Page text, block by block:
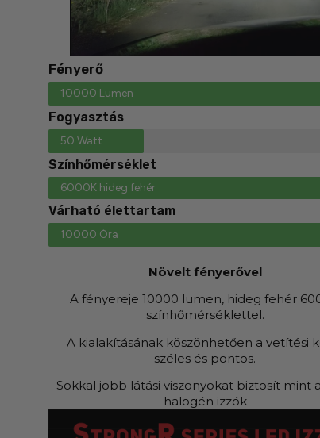
Fényerő
10000 Lumen
Fogyasztás
50 Watt
Színhőmérséklet
6000K hideg fehér
Várható élettartam
10000 Óra
Növelt fényerővel
A fényereje 10000 lumen, hideg fehér
színhőmérséklettel.
A kialakításának köszönhetően a vetítési
széles és pontos.
Sokkal jobb látási viszonyokat biztosít mint
halogén izzók